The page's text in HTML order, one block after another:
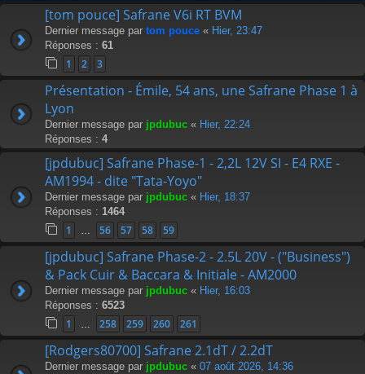
[tom pouce] Safrane V6i RT BVM
Dernier message par tom pouce « Hier, 23:47
Réponses : 61
1 2 3
Présentation - Émile, 54 ans, une Safrane Phase 1 à
Lyon
Dernier message par jpdubuc « Hier, 22:24
Réponses : 4
[jpdubuc] Safrane Phase-1 - 2,2L 12V SI - E4 RXE -
AM1994 - dite "Tata-Yoyo"
Dernier message par jpdubuc « Hier, 18:37
Réponses : 1464
1 … 56 57 58 59
[jpdubuc] Safrane Phase-2 - 2.5L 20V - ("Business")
& Pack Cuir & Baccara & Initiale - AM2000
Dernier message par jpdubuc « Hier, 16:03
Réponses : 6523
1 … 258 259 260 261
[Rodgers80700] Safrane 2.1dT / 2.2dT
Dernier message par jpdubuc « 07 août 2026, 14:36